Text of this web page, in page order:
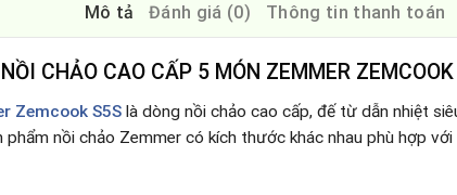
Mô tả Đánh giá (0) Thông tin thanh toán
CHẢO CAO CẤP 5 MÓN ZEMMER
Zemcook S5S là dòng nồi chảo cao cấp, đế từ dẫn nhiệt
phẩm nồi chảo Zemmer có kích thước khác nhau phù hợp